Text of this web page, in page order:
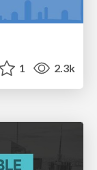
1 2.3k